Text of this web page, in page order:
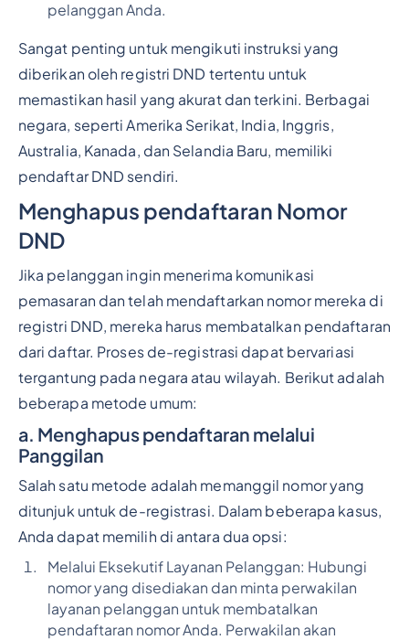
pelanggan Anda.
Sangat penting untuk mengikuti instruksi yang
diberikan oleh registri DND tertentu untuk
memastikan hasil yang akurat dan terkini. Berbagai
negara, seperti Amerika Serikat, India, Inggris,
Australia, Kanada, dan Selandia Baru, memiliki
pendaftar DND sendiri.
Menghapus pendaftaran Nomor
DND
Jika pelanggan ingin menerima komunikasi
pemasaran dan telah mendaftarkan nomor mereka di
registri DND, mereka harus membatalkan pendaftaran
dari daftar. Proses de-registrasi dapat bervariasi
tergantung pada negara atau wilayah. Berikut adalah
beberapa metode umum:
a. Menghapus pendaftaran melalui
Panggilan
Salah satu metode adalah memanggil nomor yang
ditunjuk untuk de-registrasi. Dalam beberapa kasus,
Anda dapat memilih di antara dua opsi:
Melalui Eksekutif Layanan Pelanggan: Hubungi
nomor yang disediakan dan minta perwakilan
layanan pelanggan untuk membatalkan
pendaftaran nomor Anda. Perwakilan akan